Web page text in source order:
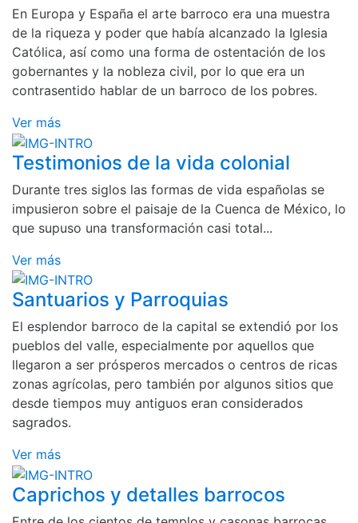
En Europa y España el arte barroco era una muestra
de la riqueza y poder que había alcanzado la Iglesia
Católica, así como una forma de ostentación de los
gobernantes y la nobleza civil, por lo que era un
contrasentido hablar de un barroco de los pobres.
Ver más
Testimonios de la vida colonial
Durante tres siglos las formas de vida españolas se
impusieron sobre el paisaje de la Cuenca de México, lo
que supuso una transformación casi total...
Ver más
Santuarios y Parroquias
El esplendor barroco de la capital se extendió por los
pueblos del valle, especialmente por aquellos que
llegaron a ser prósperos mercados o centros de ricas
zonas agrícolas, pero también por algunos sitios que
desde tiempos muy antiguos eran considerados
sagrados.
Ver más
Caprichos y detalles barrocos